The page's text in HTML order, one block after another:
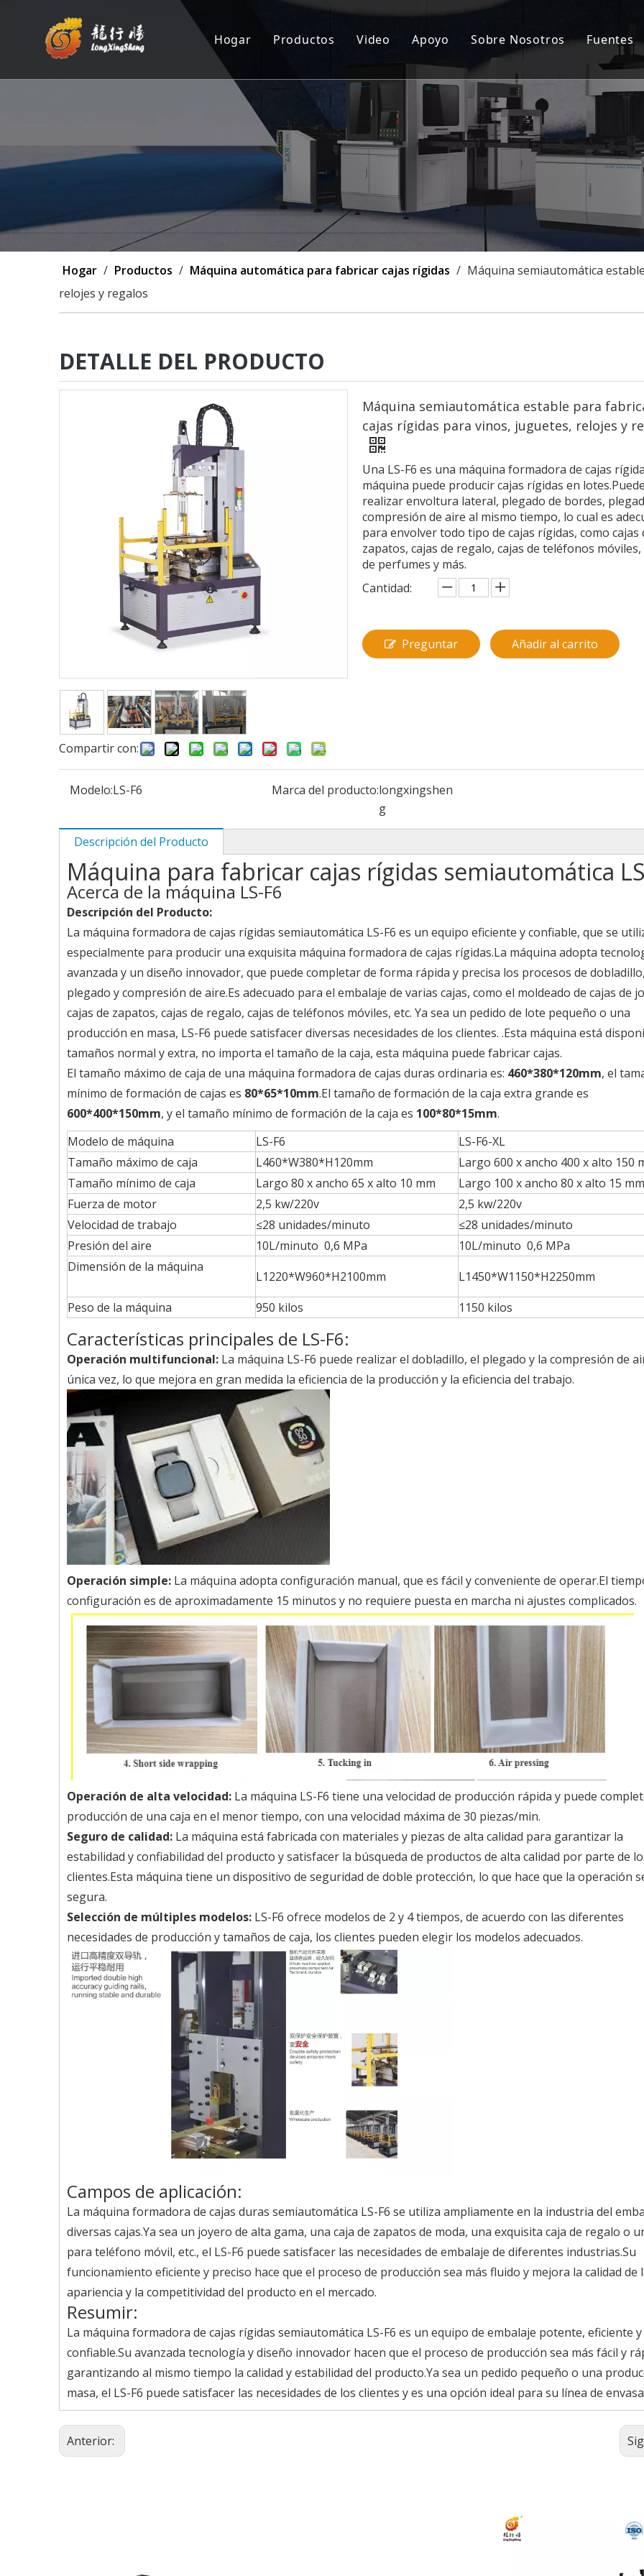
Hogar
Productos
Máquina automática para fabricar cajas rígidas
Posicionamiento de tapa dura y caja rígida
Máquina semiautomática para fabricar cajas rígidas
Personalización
Video
Apoyo
Servicio postventa
Preguntas más frecuentes
Caso
Sobre Nosotros
Fuentes
Hogar / Productos / Máquina automática para fabricar cajas rígidas / Máquina semiautomática
relojes y regalos
DETALLE DEL PRODUCTO
Compartir con:
Máquina semiautomática estable para
cajas rígidas para vinos, juguetes, relojes y
Una LS-F6 es una máquina formadora de cajas
máquina puede producir cajas rígidas en lotes.Puede
realizar envoltura lateral, plegado de bordes,
compresión de aire al mismo tiempo, lo cual es
para envolver todo tipo de cajas rígidas, como cajas
zapatos, cajas de regalo, cajas de teléfonos móviles,
de perfumes y más.
Cantidad:
Preguntar Añadir al carrito
Modelo:LS-F6 Marca del producto:longxingshen
g
Descripción del Producto
Máquina para fabricar cajas rígidas semiautomática
Acerca de la máquina LS-F6
Descripción del Producto:
La máquina formadora de cajas rígidas semiautomática LS-F6 es un equipo eficiente y confiable, que se
especialmente para producir una exquisita máquina formadora de cajas rígidas.La máquina adopta
avanzada y un diseño innovador, que puede completar de forma rápida y precisa los procesos de dobladillo,
plegado y compresión de aire.Es adecuado para el embalaje de varias cajas, como el moldeado de cajas de
cajas de zapatos, cajas de regalo, cajas de teléfonos móviles, etc. Ya sea un pedido de lote pequeño o una
producción en masa, LS-F6 puede satisfacer diversas necesidades de los clientes. .Esta máquina está
tamaños normal y extra, no importa el tamaño de la caja, esta máquina puede fabricar cajas.
El tamaño máximo de caja de una máquina formadora de cajas duras ordinaria es: 460*380*120mm, el
mínimo de formación de cajas es 80*65*10mm.El tamaño de formación de la caja extra grande es
600*400*150mm, y el tamaño mínimo de formación de la caja es 100*80*15mm.
Modelo de máquina
LS-F6
LS-F6-XL
Tamaño máximo de caja
L460*W380*H120mm
Largo 600 x ancho 400 x alto 150
Tamaño mínimo de caja
Largo 80 x ancho 65 x alto 10 mm
Largo 100 x ancho 80 x alto 15 mm
Fuerza de motor
2,5 kw/220v
2,5 kw/220v
Velocidad de trabajo
≤28 unidades/minuto
≤28 unidades/minuto
Presión del aire
10L/minuto 0,6 MPa
10L/minuto 0,6 MPa
Dimensión de la máquina
L1220*W960*H2100mm
L1450*W1150*H2250mm
Peso de la máquina
950 kilos 1150 kilos
Características principales de LS-F6:
Operación multifuncional: La máquina LS-F6 puede realizar el dobladillo, el plegado y la compresión de
única vez, lo que mejora en gran medida la eficiencia de la producción y la eficiencia del trabajo.
Operación simple: La máquina adopta configuración manual, que es fácil y conveniente de operar.El
configuración es de aproximadamente 15 minutos y no requiere puesta en marcha ni ajustes complicados.
Operación de alta velocidad: La máquina LS-F6 tiene una velocidad de producción rápida y puede
producción de una caja en el menor tiempo, con una velocidad máxima de 30 piezas/min.
Seguro de calidad: La máquina está fabricada con materiales y piezas de alta calidad para garantizar la
estabilidad y confiabilidad del producto y satisfacer la búsqueda de productos de alta calidad por parte de
clientes.Esta máquina tiene un dispositivo de seguridad de doble protección, lo que hace que la operación
segura.
Selección de múltiples modelos: LS-F6 ofrece modelos de 2 y 4 tiempos, de acuerdo con las diferentes
necesidades de producción y tamaños de caja, los clientes pueden elegir los modelos adecuados.
Campos de aplicación:
La máquina formadora de cajas duras semiautomática LS-F6 se utiliza ampliamente en la industria del
diversas cajas.Ya sea un joyero de alta gama, una caja de zapatos de moda, una exquisita caja de regalo o
para teléfono móvil, etc., el LS-F6 puede satisfacer las necesidades de embalaje de diferentes industrias.Su
funcionamiento eficiente y preciso hace que el proceso de producción sea más fluido y mejora la calidad de
apariencia y la competitividad del producto en el mercado.
Resumir:
La máquina formadora de cajas rígidas semiautomática LS-F6 es un equipo de embalaje potente, eficiente y
confiable.Su avanzada tecnología y diseño innovador hacen que el proceso de producción sea más fácil y
garantizando al mismo tiempo la calidad y estabilidad del producto.Ya sea un pedido pequeño o una
masa, el LS-F6 puede satisfacer las necesidades de los clientes y es una opción ideal para su línea de
Anterior: